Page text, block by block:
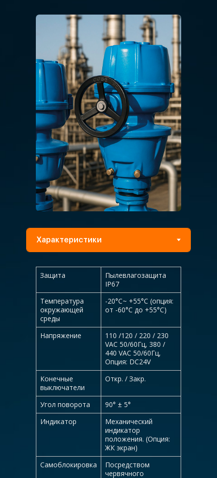
Защита
Пылевлагозащита
IP67
Температура
окружающей
среды
-20°С~ +55°С (опция:
от -60°С до +55°С)
Напряжение
110 /120 / 220 / 230
VAC 50/60Гц, 380 /
440 VAC 50/60Гц,
Опция: DC24V
Конечные
выключатели
Откр. / Закр.
Угол поворота
90° ± 5°
Индикатор
Механический
индикатор
положения. (Опция:
ЖК экран)
Самоблокировка
Посредством
червячного